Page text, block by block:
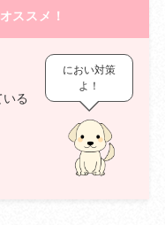
ススメ！
る
におい対策
よ！